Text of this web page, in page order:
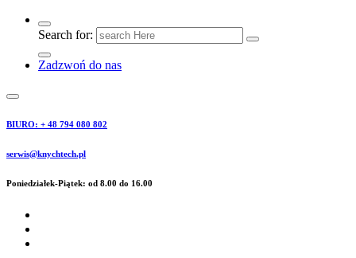
Search for:
Zadzwoń do nas
BIURO: + 48 794 080 802
serwis@knychtech.pl
Poniedziałek-Piątek: od 8.00 do 16.00